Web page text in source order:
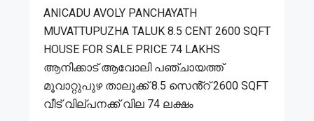
ANICADU AVOLY PANCHAYATH
MUVATTUPUZHA TALUK 8.5 CENT 2600 SQFT
HOUSE FOR SALE PRICE 74 LAKHS
ആനിക്കാട് ആവോലി പഞ്ചായത്ത്
മൂവാറ്റുപുഴ താലൂക്ക് 8.5 സെൻ്റ് 2600 SQFT
വീട് വില്പനക്ക് വില 74 ലക്ഷം